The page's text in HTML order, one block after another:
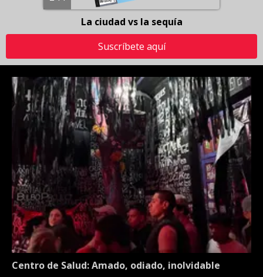
La ciudad vs la sequía
Suscríbete aquí
Centro de Salud: Amado, odiado, inolvidable